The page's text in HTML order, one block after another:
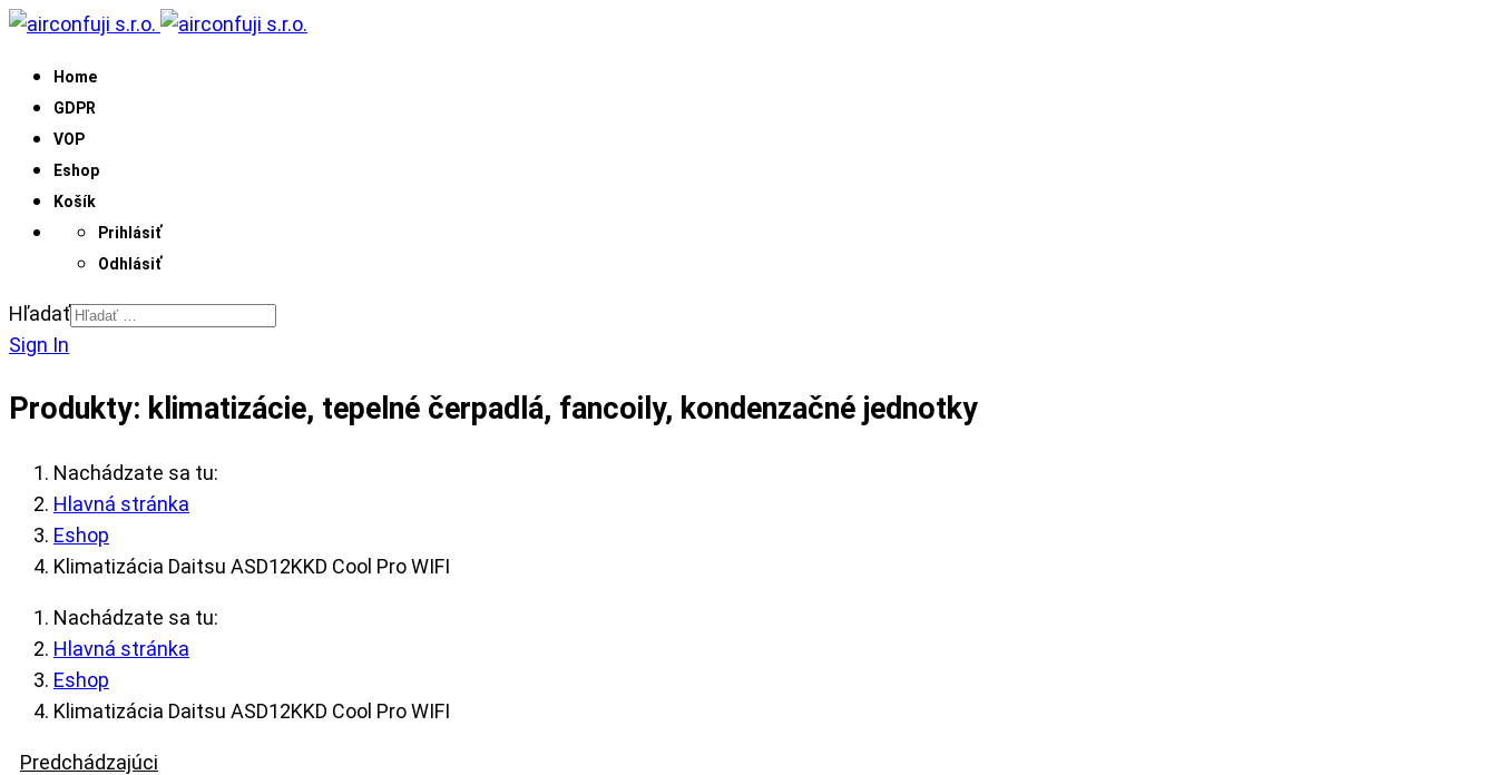
Home
GDPR
VOP
Eshop
Košík
Prihlásiť
Odhlásiť
Hľadať
Sign In
Produkty: klimatizácie, tepelné čerpadlá, fancoily, kondenzačné jednotky
Nachádzate sa tu:
Hlavná stránka
Eshop
Klimatizácia Daitsu ASD12KKD Cool Pro WIFI
Nachádzate sa tu:
Hlavná stránka
Eshop
Klimatizácia Daitsu ASD12KKD Cool Pro WIFI
Predchádzajúci